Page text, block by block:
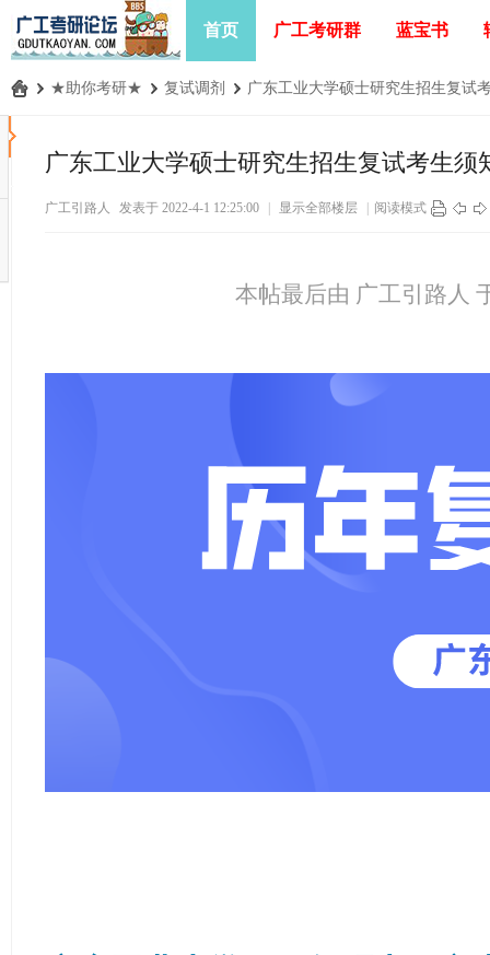
首页 广工考研群 蓝宝书
› ★助你考研★ › 复试调剂 › 广东工业大学硕士研究生招生复试
广东工业大学硕士研究生招生复试考生须
广工引路人 发表于 2022-4-1 12:25:00 显示全部楼层 阅读模式
本帖最后由 广工引路人